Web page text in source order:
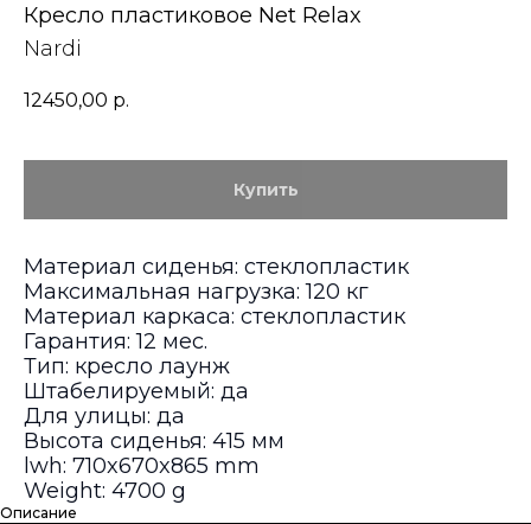
Кресло пластиковое Net Relax
Nardi
12450,00 р.
Купить
Материал сиденья: стеклопластик
Максимальная нагрузка: 120 кг
Материал каркаса: стеклопластик
Гарантия: 12 мес.
Тип: кресло лаунж
Штабелируемый: да
Для улицы: да
Высота сиденья: 415 мм
lwh: 710x670x865 mm
Weight: 4700 g
Описание